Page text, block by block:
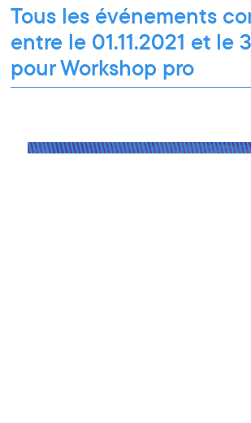
Tous les événements
entre le 01.11.2021 et le
pour Workshop pro